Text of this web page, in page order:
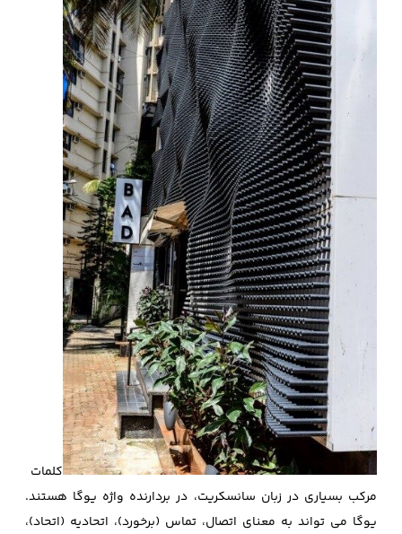
کلمات
مرکب بسیاری در زبان سانسکریت، در بردارنده واژه یوگا هستند.
یوگا می تواند به معنای اتصال، تماس (برخورد)، اتحادیه (اتحاد)،